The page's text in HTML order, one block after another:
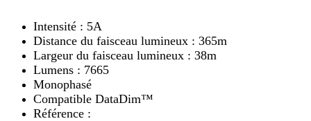
Intensité : 5A
Distance du faisceau lumineux : 365m
Largeur du faisceau lumineux : 38m
Lumens : 7665
Monophasé
Compatible DataDim™
Référence :